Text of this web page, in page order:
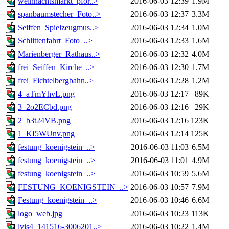
spanbaumstecher_Foto..>
2016-06-03 12:37 3.3M
Seiffen_Spielzeugmus..>
2016-06-03 12:34 1.0M
Schlittenfahrt_Foto_..>
2016-06-03 12:33 1.6M
Marienberger_Rathaus..>
2016-06-03 12:32 4.0M
frei_Seiffen_Kirche_..>
2016-06-03 12:30 1.7M
frei_Fichtelbergbahn..>
2016-06-03 12:28 1.2M
4_aTmYhvL.png
2016-06-03 12:17
89K
3_2o2ECbd.png
2016-06-03 12:16
29K
2_b3t24VB.png
2016-06-03 12:16 123K
1_KI5WUnv.png
2016-06-03 12:14 125K
festung_koenigstein_..>
2016-06-03 11:03 6.5M
festung_koenigstein_..>
2016-06-03 11:01 4.9M
festung_koenigstein_..>
2016-06-03 10:59 5.6M
FESTUNG_KOENIGSTEIN_..> 2016-06-03 10:57 7.9M
Festung_koenigstein_..>
2016-06-03 10:46 6.6M
logo_web.jpg
2016-06-03 10:23 113K
lvis4_141516-3006201..>
2016-06-03 10:22 1.4M